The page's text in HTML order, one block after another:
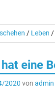
/ Leben /
eine
2020 von admin